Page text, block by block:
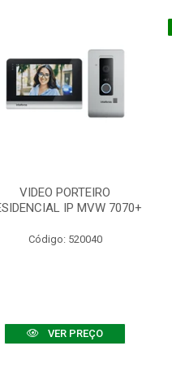
VIDEO PORTEIRO
IP MVW 7070+
Código: 520040
VER PREÇO